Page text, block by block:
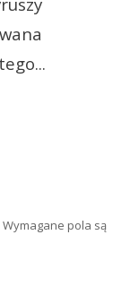
...
Wymagane pola są